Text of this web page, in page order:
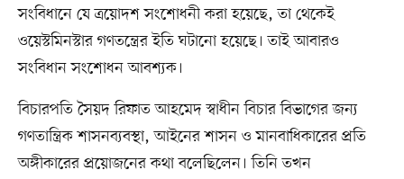
সংবিধানে যে ত্রয়োদশ সংশোধনী করা হয়েছে, তা থেকেই
ওয়েস্টমিনস্টার গণতন্ত্রের ইতি ঘটানো হয়েছে। তাই আবারও
সংবিধান সংশোধন আবশ্যক।
বিচারপতি সৈয়দ রিফাত আহমেদ স্বাধীন বিচার বিভাগের জন্য
গণতান্ত্রিক শাসনব্যবস্থা, আইনের শাসন ও মানবাধিকারের প্রতি
অঙ্গীকারের প্রয়োজনের কথা বলেছিলেন। তিনি তখন